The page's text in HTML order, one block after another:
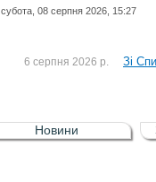
субота, 08 серпня 2026, 15:27
6 серпня 2026 р. Зі
5 серпня 2026 р.
Зі
UA4000232607)
Новини